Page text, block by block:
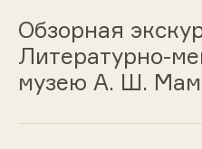
Обзорная
Литературно-
музею А. Ш.